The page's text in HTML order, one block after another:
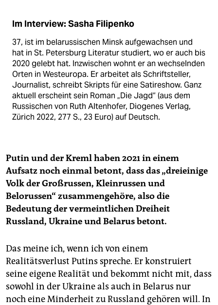
Im Interview: Sasha Filipenko
37, ist im belarussischen Minsk aufgewachsen und
hat in St. Petersburg Literatur studiert, wo er auch bis
2020 gelebt hat. Inzwischen wohnt er an wechselnden
Orten in Westeuropa. Er arbeitet als Schriftsteller,
Journalist, schreibt Skripts für eine Satireshow. Ganz
aktuell erscheint sein Roman „Die Jagd“ (aus dem
Russischen von Ruth Altenhofer, Diogenes Verlag,
Zürich 2022, 277 S., 23 Euro) auf Deutsch.
Putin und der Kreml haben 2021 in einem
Aufsatz noch einmal betont, dass das „dreieinige
Volk der Großrussen, Kleinrussen und
Belorussen“ zusammengehöre, also die
Bedeutung der vermeintlichen Dreiheit
Russland, Ukraine und Belarus betont.
Das meine ich, wenn ich von einem
Realitätsverlust Putins spreche. Er konstruiert
seine eigene Realität und bekommt nicht mit, dass
sowohl in der Ukraine als auch in Belarus nur
noch eine Minderheit zu Russland gehören will. In